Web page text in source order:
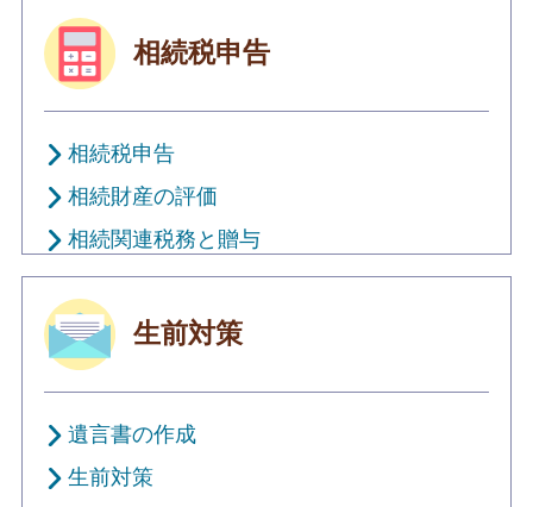
相続税申告
相続税申告
相続財産の評価
相続関連税務と贈与
生前対策
遺言書の作成
生前対策